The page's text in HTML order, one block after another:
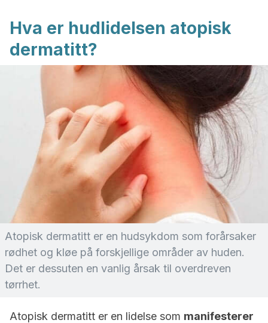
Hva er hudlidelsen atopisk
dermatitt?
Atopisk dermatitt er en hudsykdom som forårsaker
rødhet og kløe på forskjellige områder av huden.
Det er dessuten en vanlig årsak til overdreven
tørrhet.
Atopisk dermatitt er en lidelse som manifesterer